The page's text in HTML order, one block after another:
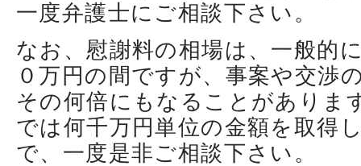
一度弁護士にご相談下さい。
なお、慰謝料の相場は、一般的
０万円の間ですが、事案や交渉
その何倍にもなることがありま
では何千万円単位の金額を取得
で、一度是非ご相談下さい。